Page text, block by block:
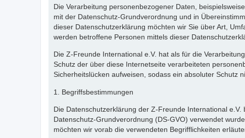
Die Verarbeitung personenbezogener Daten,
mit der Datenschutz-Grundverordnung und in
dieser Datenschutzerklärung möchten wir Sie über Art,
werden betroffene Personen mittels dieser
Die Z-Freunde International e.V. hat als für die
Schutz der über diese Internetseite verarbeiteten
Sicherheitslücken aufweisen, sodass ein absoluter Schutz
1. Begriffsbestimmungen
Die Datenschutzerklärung der Z-Freunde International
Datenschutz-Grundverordnung (DS-GVO) verwendet
möchten wir vorab die verwendeten Begrifflichkeiten